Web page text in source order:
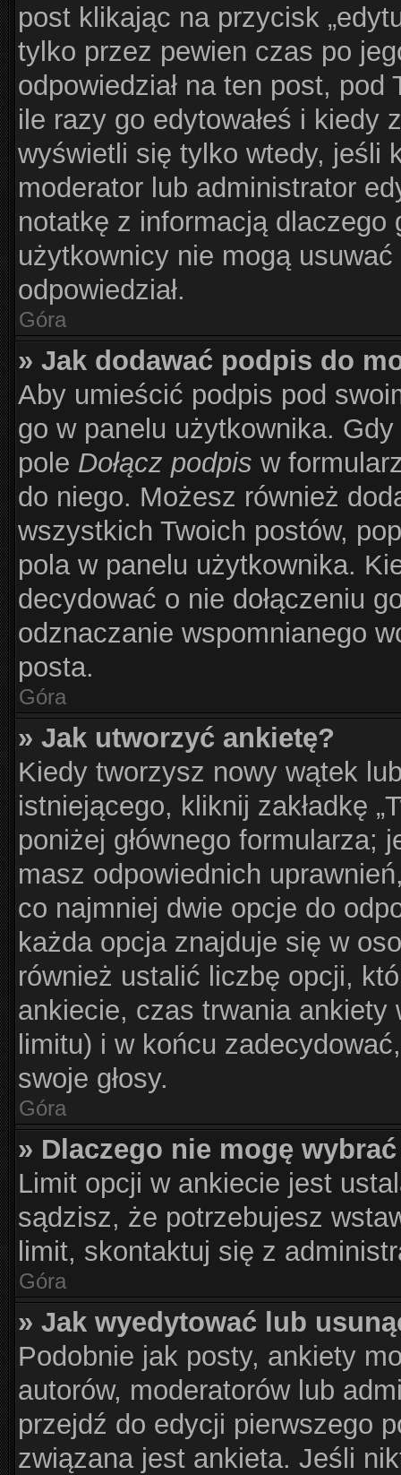
post klikając na przycisk
tylko przez pewien czas po
odpowiedział na ten post,
ile razy go edytowałeś i kiedy
wyświetli się tylko wtedy, jeśli
moderator lub administrator
notatkę z informacją
użytkownicy nie mogą
odpowiedział.
Góra
» Jak dodawać podpis do
Aby umieścić podpis pod
go w panelu użytkownika.
pole Dołącz podpis w
do niego. Możesz również
wszystkich Twoich postów,
pola w panelu użytkownika.
decydować o nie dołączeniu
odznaczanie wspomnianego
posta.
Góra
» Jak utworzyć ankietę?
Kiedy tworzysz nowy wątek
istniejącego, kliknij zakładkę
poniżej głównego formularza;
masz odpowiednich
co najmniej dwie opcje do
każda opcja znajduje się w
również ustalić liczbę opcji,
ankiecie, czas trwania
limitu) i w końcu
swoje głosy.
Góra
» Dlaczego nie mogę
Limit opcji w ankiecie jest
sądzisz, że potrzebujesz
limit, skontaktuj się z
Góra
» Jak wyedytować lub
Podobnie jak posty, ankiety
autorów, moderatorów lub
przejdź do edycji pierwszego
związana jest ankieta. Jeśli